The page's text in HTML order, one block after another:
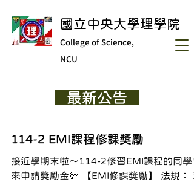
國立中央大學理學院
College of Science,
NCU
最新公告
114-2 EMI課程修課獎勵
接近學期末啦～114-2修習EMI課程的同學
來申請獎勵金💯 【EMI修課獎勵】 法規：